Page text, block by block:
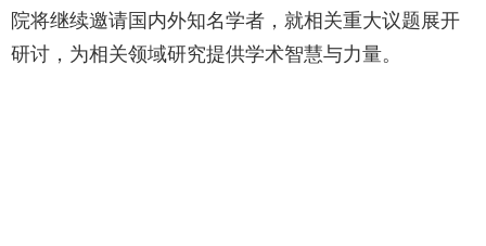
院将继续邀请国内外知名学者，就相关重大议题展开
研讨，为相关领域研究提供学术智慧与力量。